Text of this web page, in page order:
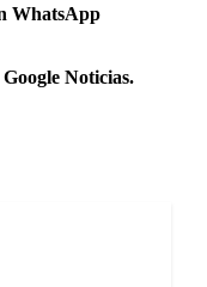
WhatsApp
Noticias.